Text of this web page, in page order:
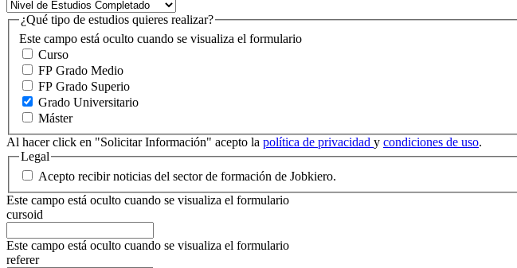
Este campo está oculto cuando se visualiza el formulario
¿Qué tipo de estudios quieres realizar?
Curso
FP Grado Medio
FP Grado Superio
Grado Universitario
Máster
Al hacer click en "Solicitar Información" acepto la política de privacidad y condiciones de uso.
Legal
Acepto recibir noticias del sector de formación de Jobkiero.
Este campo está oculto cuando se visualiza el formulario
cursoid
Este campo está oculto cuando se visualiza el formulario
referer